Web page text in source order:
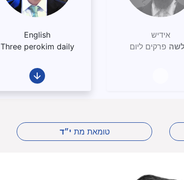
אידיש
פרקים ליום
English
Three perokim daily
טומאת מת י״ד